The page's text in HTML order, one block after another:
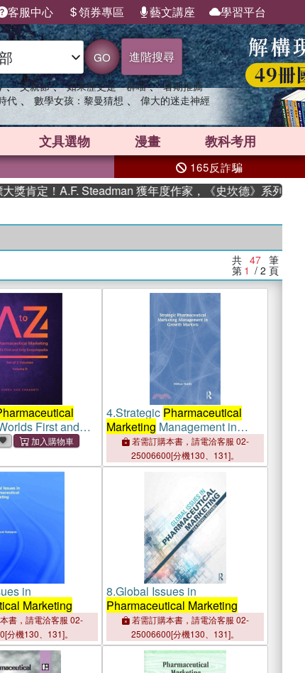
客服中心 領券專區 藝文講座 學習平台
GO 進階搜尋
、 父親節 、 如果歷史是一群喵 、 暑期推薦
代 、 數學女孩：黎曼猜想 、 偉大的迷走神經
文具選物 漫畫 教科考用
165反詐騙
A.F. Steadman 獲年度作家，《史坎德》系列帶你踏上熱血
共 47 筆
第 1 / 2 頁
First and
Volume 2
4.Strategic Pharmaceutical
Marketing Management in
Growth Markets
若需訂購本書，請電洽客服 02-
25006600[分機130、131]。
in
Marketing
書，請電洽客服 02-
分機130、131]。
8.Global Issues in
Pharmaceutical Marketing
若需訂購本書，請電洽客服 02-
25006600[分機130、131]。